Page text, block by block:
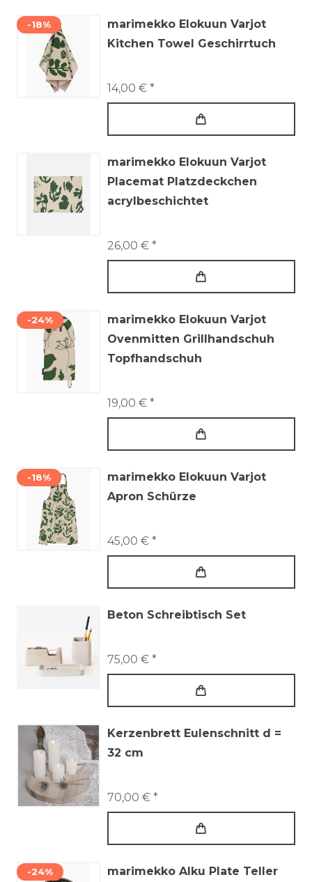
-18%
marimekko Elokuun Varjot
Kitchen Towel Geschirrtuch
14,00 € *
marimekko Elokuun Varjot
Placemat Platzdeckchen
acrylbeschichtet
26,00 € *
-24%
marimekko Elokuun Varjot
Ovenmitten Grillhandschuh
Topfhandschuh
19,00 € *
-18%
marimekko Elokuun Varjot
Apron Schürze
45,00 € *
Beton Schreibtisch Set
75,00 € *
Kerzenbrett Eulenschnitt d =
32 cm
70,00 € *
-24% marimekko Alku Plate Teller